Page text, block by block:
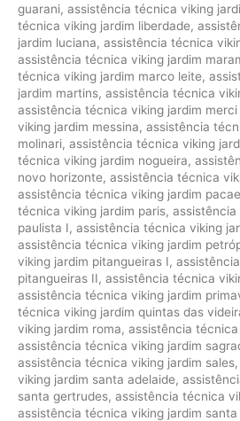
guarani, assistência técnica viking
técnica viking jardim liberdade,
jardim luciana, assistência técnica
assistência técnica viking jardim
técnica viking jardim marco leite,
jardim martins, assistência técnica
assistência técnica viking jardim merci
viking jardim messina, assistência
molinari, assistência técnica viking
técnica viking jardim nogueira,
novo horizonte, assistência técnica
assistência técnica viking jardim
técnica viking jardim paris, assistência
paulista I, assistência técnica viking
assistência técnica viking jardim
viking jardim pitangueiras I,
pitangueiras II, assistência técnica
assistência técnica viking jardim
técnica viking jardim quintas das
viking jardim roma, assistência
assistência técnica viking jardim
assistência técnica viking jardim sales,
viking jardim santa adelaide,
santa gertrudes, assistência técnica
assistência técnica viking jardim